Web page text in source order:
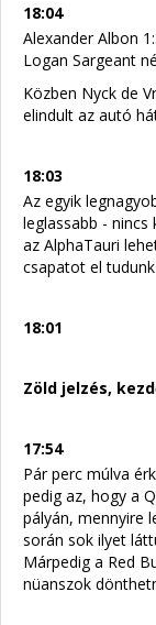
18:04
Alexander Albon
Logan Sargeant
Közben Nyck de
elindult az autó
18:03
Az egyik
leglassabb -
az AlphaTauri
csapatot el
18:01
Zöld jelzés,
17:54
Pár perc múlva
pedig az, hogy a
pályán, mennyire
során sok ilyet
Márpedig a Red
nüanszok